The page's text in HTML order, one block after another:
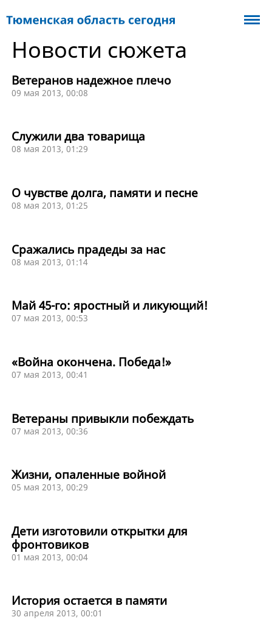
Новости сюжета
Ветеранов надежное плечо
09 мая 2013, 00:08
Служили два товарища
08 мая 2013, 01:29
О чувстве долга, памяти и песне
08 мая 2013, 01:25
Сражались прадеды за нас
08 мая 2013, 01:14
Май 45-го: яростный и ликующий!
07 мая 2013, 00:53
«Война окончена. Победа!»
07 мая 2013, 00:41
Ветераны привыкли побеждать
07 мая 2013, 00:36
Жизни, опаленные войной
05 мая 2013, 00:29
Дети изготовили открытки для
фронтовиков
01 мая 2013, 00:04
История остается в памяти
30 апреля 2013, 00:01